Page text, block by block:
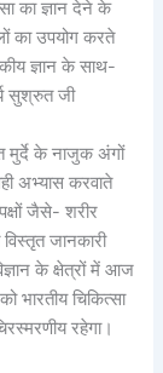
का ज्ञान देने के
का उपयोग करते
ज्ञान के साथ-
सुश्रुत जी
मुर्दे के नाजुक अंगों
अभ्यास करवाते
जैसे- शरीर
जानकारी
के क्षेत्रों में आज
भारतीय चिकित्सा
रहेगा।